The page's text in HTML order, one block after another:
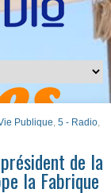
Publique, 5 - Radio,
de la
la Fabrique